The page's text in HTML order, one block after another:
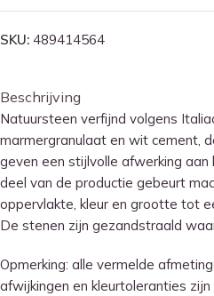
SKU: 489414564
Beschrijving
Natuursteen verfijnd volgens
marmergranulaat en wit cement,
geven een stijlvolle afwerking
deel van de productie gebeurt
oppervlakte, kleur en grootte tot
De stenen zijn gezandstraald
Opmerking: alle vermelde
afwijkingen en kleurtoleranties